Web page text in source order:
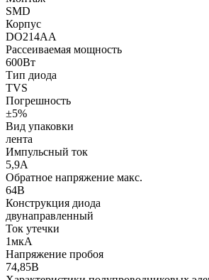
SMD
Корпус
DO214AA
Рассеиваемая мощность
600Вт
Тип диода
TVS
Погрешность
±5%
Вид упаковки
лента
Импульсный ток
5,9А
Обратное напряжение макс.
64В
Конструкция диода
двунаправленный
Ток утечки
1мкА
Напряжение пробоя
74,85В